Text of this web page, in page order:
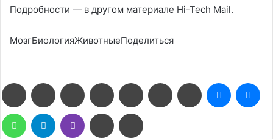
Подробности — в другом материале Hi-Tech Mail.
МозгБиологияЖивотныеПоделиться
FacebookTwitter LinkedIn Pinterest Reddit ВконтактеОдноклассники
Messenger
WhatsAppTelegram Viber
Поделиться
через